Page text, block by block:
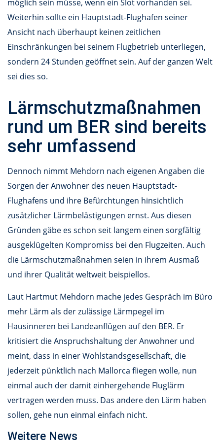
möglich sein müsse, wenn ein Slot vorhanden sei.
Weiterhin sollte ein Hauptstadt-Flughafen seiner
Ansicht nach überhaupt keinen zeitlichen
Einschränkungen bei seinem Flugbetrieb unterliegen,
sondern 24 Stunden geöffnet sein. Auf der ganzen Welt
sei dies so.
Lärmschutzmaßnahmen
rund um BER sind bereits
sehr umfassend
Dennoch nimmt Mehdorn nach eigenen Angaben die
Sorgen der Anwohner des neuen Hauptstadt-
Flughafens und ihre Befürchtungen hinsichtlich
zusätzlicher Lärmbelästigungen ernst. Aus diesen
Gründen gäbe es schon seit langem einen sorgfältig
ausgeklügelten Kompromiss bei den Flugzeiten. Auch
die Lärmschutzmaßnahmen seien in ihrem Ausmaß
und ihrer Qualität weltweit beispiellos.
Laut Hartmut Mehdorn mache jedes Gespräch im Büro
mehr Lärm als der zulässige Lärmpegel im
Hausinneren bei Landeanflügen auf den BER. Er
kritisiert die Anspruchshaltung der Anwohner und
meint, dass in einer Wohlstandsgesellschaft, die
jederzeit pünktlich nach Mallorca fliegen wolle, nun
einmal auch der damit einhergehende Fluglärm
vertragen werden muss. Das andere den Lärm haben
sollen, gehe nun einmal einfach nicht.
Weitere News